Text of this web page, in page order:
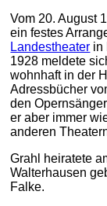
Vom 20. August
ein festes
Landestheater in
1928 meldete
wohnhaft in der
Adressbücher
den
er aber immer
anderen
Grahl heiratete
Walterhausen
Falke.